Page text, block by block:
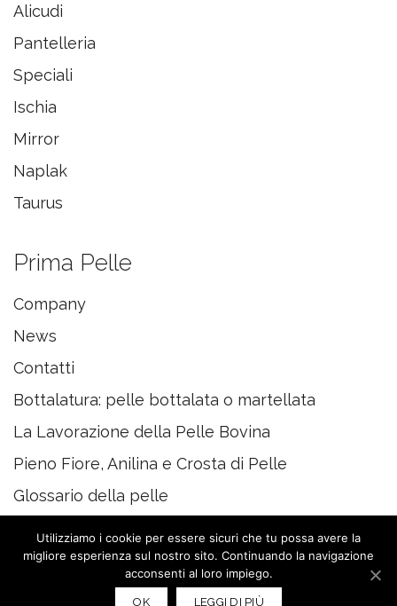
Alicudi
Pantelleria
Speciali
Ischia
Mirror
Naplak
Taurus
Prima Pelle
Company
News
Contatti
Bottalatura: pelle bottalata o martellata
La Lavorazione della Pelle Bovina
Pieno Fiore, Anilina e Crosta di Pelle
Glossario della pelle
© 2020 PRIMAPELLE
Utilizziamo i cookie per essere sicuri che tu possa avere la
migliore esperienza sul nostro sito. Continuando la navigazione
acconsenti al loro impiego.
OK LEGGI DI PIÙ